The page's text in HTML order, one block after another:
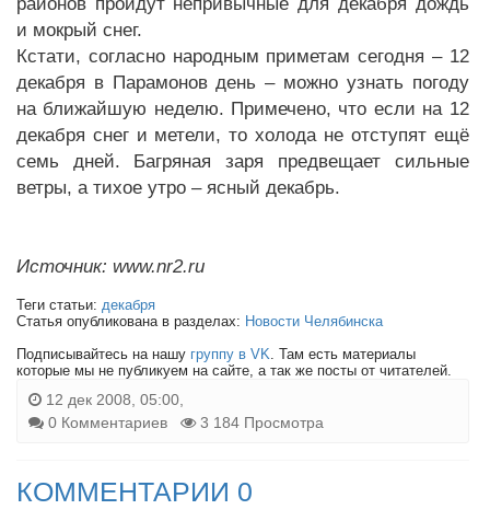
и мокрый снег.
Кстати, согласно народным приметам сегодня – 12
декабря в Парамонов день – можно узнать погоду
на ближайшую неделю. Примечено, что если на 12
декабря снег и метели, то холода не отступят ещё
семь дней. Багряная заря предвещает сильные
ветры, а тихое утро – ясный декабрь.
Источник: www.nr2.ru
Теги статьи: декабря
Статья опубликована в разделах: Новости Челябинска
Подписывайтесь на нашу группу в VK. Там есть материалы
которые мы не публикуем на сайте, а так же посты от читателей.
12 дек 2008, 05:00,
0 Комментариев
3 184 Просмотра
КОММЕНТАРИИ 0